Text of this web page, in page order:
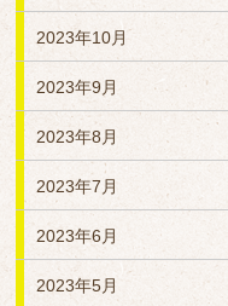
2023年10月
2023年9月
2023年8月
2023年7月
2023年6月
2023年5月